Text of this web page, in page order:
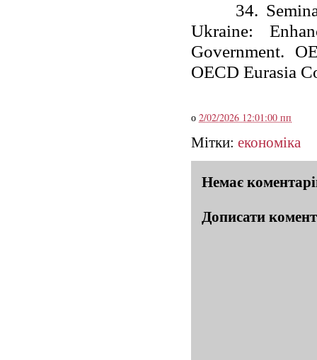
34.
Ukraine:
Government.
OECD Eurasia
о 2/02/2026 12:01:00 пп
Мітки: економіка
Немає
Дописати